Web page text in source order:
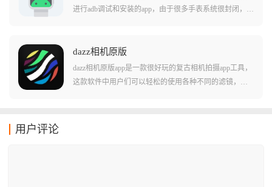
进行adb调试和安装的app，由于很多手表系统很封闭，许
令行的操作。在这款软件中还支持用户们进行各种手表
软件的获取和安装，并且允许对手表的细致权限进行修
改，使用起来非常轻松！
dazz相机原版
dazz相机原版app是一款很好玩的复古相机拍摄app工具，
这款软件中用户们可以轻松的使用各种不同的滤镜，还
用户评论